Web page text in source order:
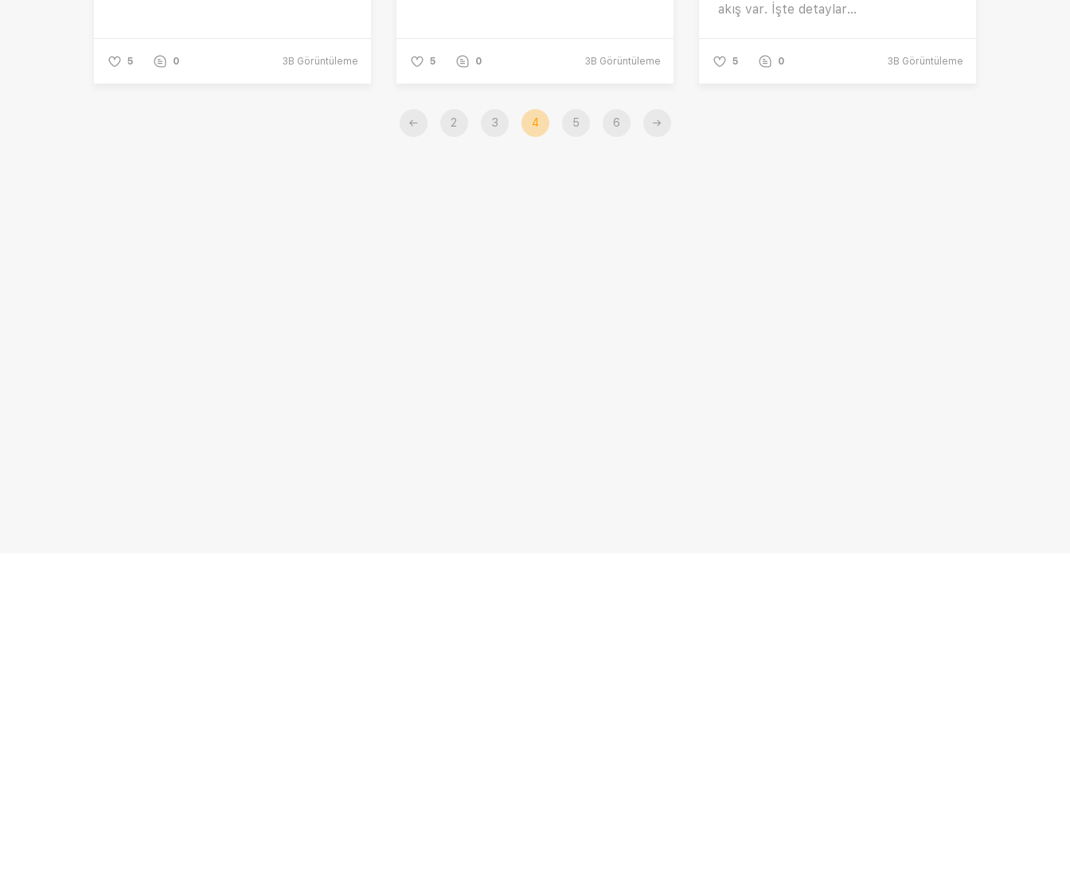
5 0 3B Görüntüleme 5 0 3B Görüntüleme
akış var. İşte detaylar…
5 0 3B Görüntüleme
← 2 3 4 5 6 →